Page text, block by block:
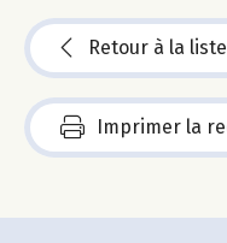
Retour à la liste
Imprimer la